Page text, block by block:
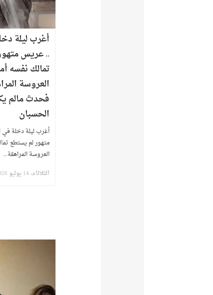
أغرب ليلة
.. عريس
تمالك نفسه
العروسة
فحدث مالم
الحسبان
أغرب ليلة دخلة
متهور لم يستطع
العروسة المراهقة...
الثلاثاء، 14 يوليو 2026 الساعة 7:39 م